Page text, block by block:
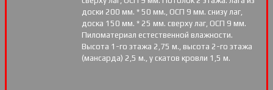
доски 200 мм. * 50 мм., ОСП 9 мм. снизу лаг,
доска 150 мм. * 25 мм. сверху лаг, ОСП 9 мм.
Пиломатериал естественной влажности.
Высота 1-го этажа 2,75 м., высота 2-го этажа
(мансарда) 2,5 м., у скатов кровли 1,5 м.